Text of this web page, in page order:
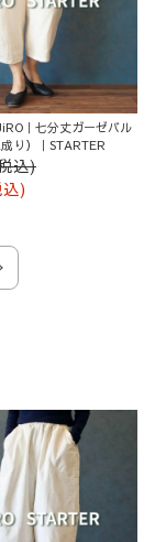
｜七分丈ガーゼバル
り）｜STARTER
込)
)